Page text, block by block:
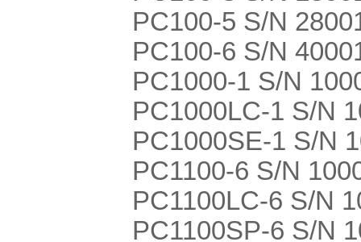
PC100-5 S/N
PC100-6 S/N
PC1000-1 S/N
PC1000LC-1 S/N
PC1000SE-1 S/N
PC1100-6 S/N
PC1100LC-6 S/N
PC1100SP-6 S/N